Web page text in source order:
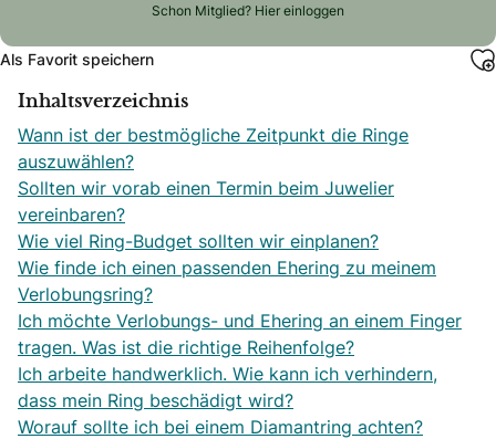
Schon Mitglied? Hier einloggen
Als Favorit speichern
Inhaltsverzeichnis
Wann ist der bestmögliche Zeitpunkt die Ringe
auszuwählen?
Sollten wir vorab einen Termin beim Juwelier
vereinbaren?
Wie viel Ring-Budget sollten wir einplanen?
Wie finde ich einen passenden Ehering zu meinem
Verlobungsring?
Ich möchte Verlobungs- und Ehering an einem Finger
tragen. Was ist die richtige Reihenfolge?
Ich arbeite handwerklich. Wie kann ich verhindern,
dass mein Ring beschädigt wird?
Worauf sollte ich bei einem Diamantring achten?